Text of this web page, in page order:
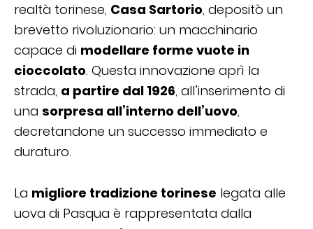
realtà torinese, Casa Sartorio, depositò un
brevetto rivoluzionario: un macchinario
capace di modellare forme vuote in
cioccolato. Questa innovazione aprì la
strada, a partire dal 1926, all’inserimento di
una sorpresa all’interno dell’uovo,
decretandone un successo immediato e
duraturo.
La migliore tradizione torinese legata alle
uova di Pasqua è rappresentata dalla